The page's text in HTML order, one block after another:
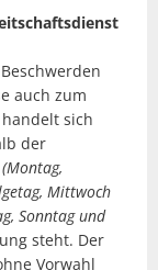
auch zum
sich
der
(Montag,
Mittwoch
Sonntag und
steht. Der
Vorwahl